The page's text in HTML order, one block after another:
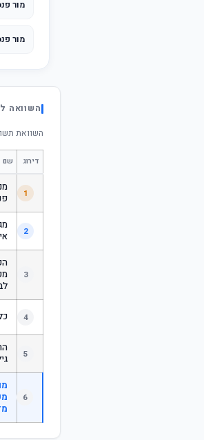
מור
מור
השוואה
השוואת
דירוג שם
1
2
3
4
5
6